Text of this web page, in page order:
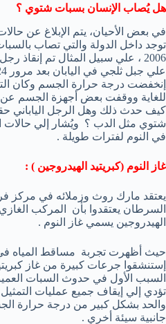
هل يُصاب الإنسان بسبات شتوي ؟
في بعض الأحيان، يتم الإبلاغ عن
توجد داخل الدولة والتي تصاب
إنخفضت درجة حرارة الجسم وكان
للغاية ووقفت بعض أجهزة الجسم عن
كيف حدث ذلك وهل الرجل الياباني
شتوي مثل الدب ؟ ويُشار إلي حالات
في النوم لفترات طويلة .
غاز النوم (كبريتيد الهيدروجين ) :
يعتقد مارك روث وزملائه في مركز
السرطان يعتقدوا بأن المركب
الهيدروجين يسمي غاز النوم .
إستنشقوا جرعات كبيرة من غاز
السبب الأول في حدوث السبات
تؤدي إلي إيقاف جميع عمليات التمثيل
والحد بشكل كبير من درجة حرارة
جانبية سيئة أخري .